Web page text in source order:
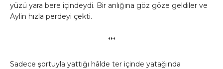
yüzü yara bere içindeydi. Bir anlığına göz göze geldiler ve
Aylin hızla perdeyi çekti.
***
Sadece şortuyla yattığı hâlde ter içinde yatağında